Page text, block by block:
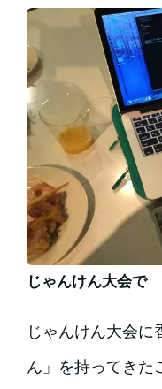
じゃんけん大会で
じゃんけん大会
ん」を持ってきた